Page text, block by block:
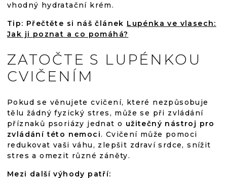
vhodný hydratační krém.
Tip: Přečtěte si náš článek Lupénka ve vlasech:
Jak ji poznat a co pomáhá?
ZATOČTE S LUPÉNKOU
CVIČENÍM
Pokud se věnujete cvičení, které nezpůsobuje
tělu žádný fyzický stres, může se při zvládání
příznaků psoriázy jednat o užitečný nástroj pro
zvládání této nemoci. Cvičení může pomoci
redukovat vaši váhu, zlepšit zdraví srdce, snížit
stres a omezit různé záněty.
Mezi další výhody patří: